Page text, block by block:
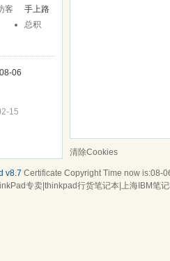
客
手上路
总积
06
15
清除Cookies
v8.7 Certificate Copyright Time now is:08-
专卖|thinkpad行货笔记本|上海IBM笔